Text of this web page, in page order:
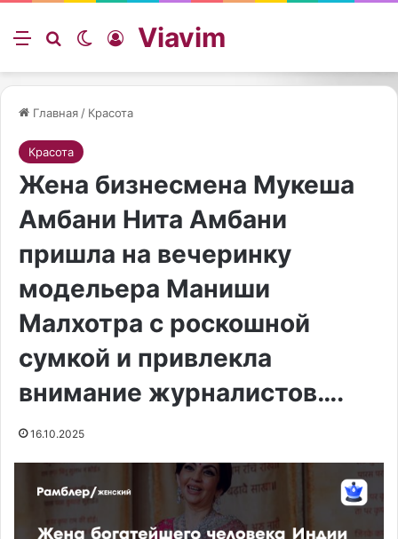
Меню ИскатьSwitch skin
Войти
Viavim
Главная / Красота
Красота
Жена бизнесмена Мукеша
Амбани Нита Амбани
пришла на вечеринку
модельера Маниши
Малхотра с роскошной
сумкой и привлекла
внимание журналистов….
16.10.2025